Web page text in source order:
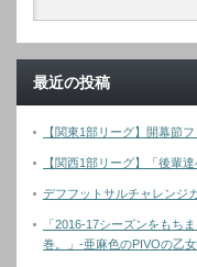
最近の投稿
【関東1部リーグ】開幕節
【関西1部リーグ】「後輩
デフフットサルチャレンジ
「2016-17シーズンをもち
巻。」-亜麻色のPIVOの乙